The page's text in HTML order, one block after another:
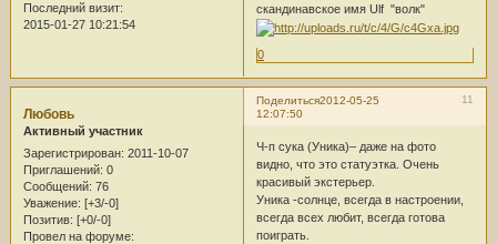
Последний визит:
2015-01-27 10:21:54
скандинавское имя Ulf "волк"
0
Поделиться 11
2012-05-25
12:07:50
Любовь
Активный участник
Зарегистрирован: 2011-10-07
Приглашений: 0
Сообщений: 76
Уважение: [+3/-0]
Позитив: [+0/-0]
Провел на форуме:
Ч-п сука (Уника)– даже на фото
видно, что это статуэтка. Очень
красивый экстерьер.
Уника -солнце, всегда в настроении,
всегда всех любит, всегда готова
поиграть.